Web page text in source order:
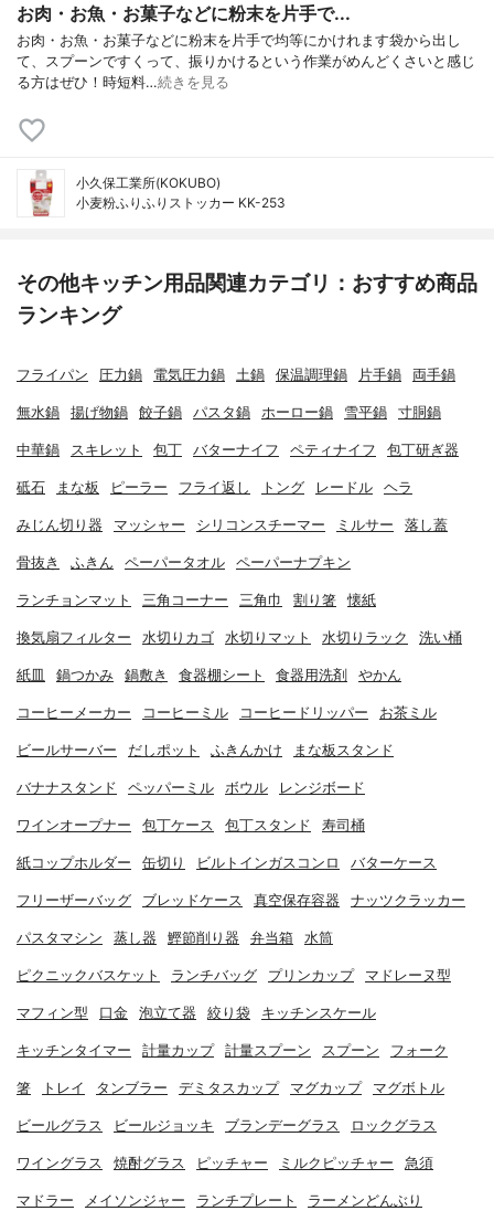
お肉・お魚・お菓子などに粉末を片手で...
お肉・お魚・お菓子などに粉末を片手で均等にかけれます袋から出し
て、スプーンですくって、振りかけるという作業がめんどくさいと感じ
る方はぜひ！時短料…続きを見る
小久保工業所(KOKUBO)
小麦粉ふりふりストッカー KK-253
その他キッチン用品関連カテゴリ：おすすめ商品
ランキング
フライパン 圧力鍋 電気圧力鍋 土鍋 保温調理鍋 片手鍋 両手鍋
無水鍋 揚げ物鍋 餃子鍋 パスタ鍋 ホーロー鍋 雪平鍋 寸胴鍋
中華鍋 スキレット 包丁 バターナイフ ペティナイフ 包丁研ぎ器
砥石 まな板 ピーラー フライ返し トング レードル ヘラ
みじん切り器 マッシャー シリコンスチーマー ミルサー 落し蓋
骨抜き ふきん ペーパータオル ペーパーナプキン
ランチョンマット 三角コーナー 三角巾 割り箸 懐紙
換気扇フィルター 水切りカゴ 水切りマット 水切りラック 洗い桶
紙皿 鍋つかみ 鍋敷き 食器棚シート 食器用洗剤 やかん
コーヒーメーカー コーヒーミル コーヒードリッパー お茶ミル
ビールサーバー だしポット ふきんかけ まな板スタンド
バナナスタンド ペッパーミル ボウル レンジボード
ワインオープナー 包丁ケース 包丁スタンド 寿司桶
紙コップホルダー 缶切り ビルトインガスコンロ バターケース
フリーザーバッグ ブレッドケース 真空保存容器 ナッツクラッカー
パスタマシン 蒸し器 鰹節削り器 弁当箱 水筒
ピクニックバスケット ランチバッグ プリンカップ マドレーヌ型
マフィン型 口金 泡立て器 絞り袋 キッチンスケール
キッチンタイマー 計量カップ 計量スプーン スプーン フォーク
箸 トレイ タンブラー デミタスカップ マグカップ マグボトル
ビールグラス ビールジョッキ ブランデーグラス ロックグラス
ワイングラス 焼酎グラス ピッチャー ミルクピッチャー 急須
マドラー メイソンジャー ランチプレート ラーメンどんぶり